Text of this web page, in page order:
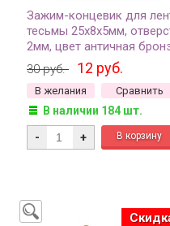
Зажим-концевик для
тесьмы 25х8х5мм,
2мм, цвет античная
железо, 04-043, 4шт
30 руб. 12 руб.
В желания Сравнить
В наличии 184 шт.
- +